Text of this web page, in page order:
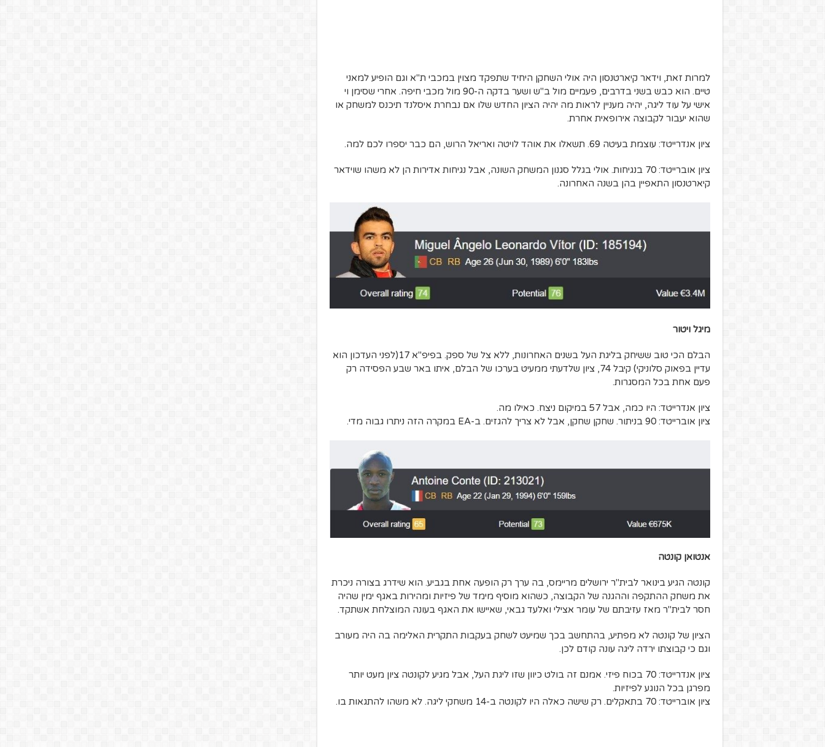
למרות זאת, וידאר קיארטנסון היה אולי השחקן היחיד שתפקד מצוין במכבי ת"א וגם הופיע למאני
טיים. הוא כבש בשני בדרבים, פעמיים מול ב"ש ושער בדקה ה-90 מול מכבי חיפה. אחרי שסימן וי
אישי על עוד ליגה, יהיה מעניין לראות מה יהיה הציון החדש שלו אם נבחרת איסלנד תיכנס למשחק או
שהוא יעבור לקבוצה אירופאית אחרת.
ציון אנדרייטד: עוצמת בעיטה 69. תשאלו את אוהד לויטה ואריאל הרוש, הם כבר יספרו לכם למה.
ציון אוברייטד: 70 בנגיחות. אולי בגלל סגנון המשחק השונה, אבל נגיחות אדירות הן לא משהו שוידאר
קיארטנסון התאפיין בהן בשנה האחרונה.
מיגל ויטור
הבלם הכי טוב ששיחק בליגת העל בשנים האחרונות, ללא צל של ספק. בפיפ"א 17(לפני העדכון הוא
עדיין בפאוק סלוניקי) קיבל 74, ציון שלדעתי ממעיט בערכו של הבלם, איתו באר שבע הפסידה רק
פעם אחת בכל המסגרות.
ציון אנדרייטד: היו כמה, אבל 57 במיקום ניצח. כאילו מה.
ציון אוברייטד: 90 בניתור. שחקן שחקן, אבל לא צריך להגזים. ב-EA במקרה הזה ניתרו גבוה מדי.
אנטואן קונטה
קונטה הגיע בינואר לבית"ר ירושלים מריימס, בה ערך רק הופעה אחת בגביע. הוא שידרג בצורה ניכרת
את משחק ההתקפה וההגנה של הקבוצה, כשהוא מוסיף מימד של פיזיות ומהירות באגף ימין שהיה
חסר לבית"ר מאז עזיבתם של עומר אצילי ואלעד גבאי, שאיישו את האגף בעונה המוצלחת אשתקד.
הציון של קונטה לא מפתיע, בהתחשב בכך שמיעט לשחק בעקבות התקרית האלימה בה היה מעורב
וגם כי קבוצתו ירדה ליגה עונה קודם לכן.
ציון אנדרייטד: 70 בכוח פיזי. אמנם זה בולט כיוון שזו ליגת העל, אבל מגיע לקונטה ציון מעט יותר
מפרגן בכל הנוגע לפיזיות.
ציון אוברייטד: 70 בתאקלים. רק שישה כאלה היו לקונטה ב-14 משחקי ליגה. לא משהו להתגאות בו.